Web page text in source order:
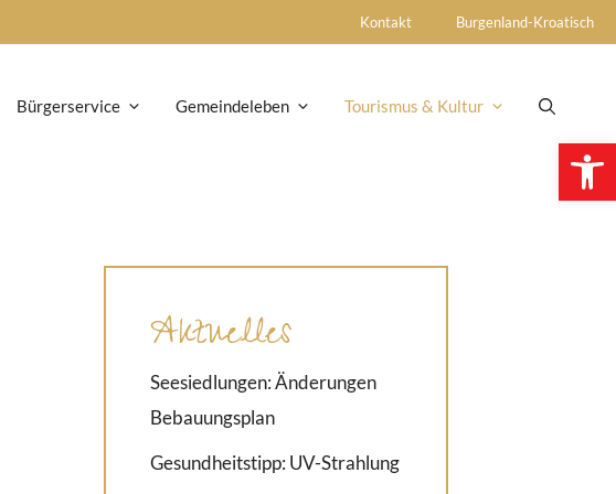
Kontakt Burgenland-Kroatisch
Bürgerservice Gemeindeleben Tourismus & Kultur
Aktuelles
Seesiedlungen: Änderungen
Bebauungsplan
Gesundheitstipp: UV-Strahlung